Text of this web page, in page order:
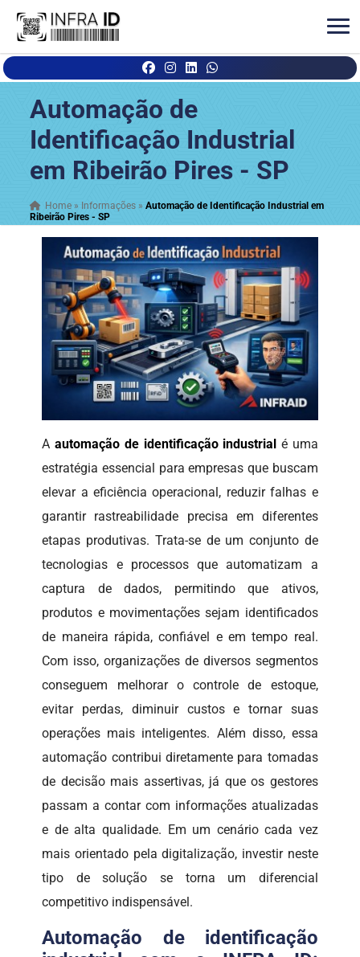
Automação de
Identificação Industrial
em Ribeirão Pires - SP
Home » Informações »Automação de Identificação Industrial em
Ribeirão Pires - SP
Aautomação de identificação industrial é uma
estratégia essencial para empresas que buscam
elevar a eficiência operacional, reduzir falhas e
garantir rastreabilidade precisa em diferentes
etapas produtivas. Trata-se de um conjunto de
tecnologias e processos que automatizam a
captura de dados, permitindo que ativos,
produtos e movimentações sejam identificados
de maneira rápida, confiável e em tempo real.
Com isso, organizações de diversos segmentos
conseguem melhorar o controle de estoque,
evitar perdas, diminuir custos e tornar suas
operações mais inteligentes. Além disso, essa
automação contribui diretamente para tomadas
de decisão mais assertivas, já que os gestores
passam a contar com informações atualizadas
e de alta qualidade. Em um cenário cada vez
mais orientado pela digitalização, investir neste
tipo de solução se torna um diferencial
competitivo indispensável.
Automação de identificação